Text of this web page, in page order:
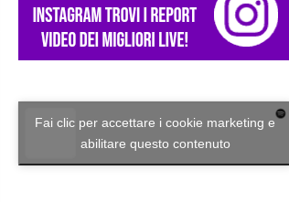
Fai clic per accettare i cookie marketing e
abilitare questo contenuto